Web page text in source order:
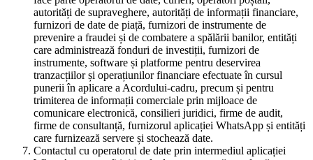
autorități de supraveghere, autorități de informații financiare,
furnizori de date de piață, furnizori de instrumente de
prevenire a fraudei și de combatere a spălării banilor, entități
care administrează fonduri de investiții, furnizori de
instrumente, software și platforme pentru deservirea
tranzacțiilor și operațiunilor financiare efectuate în cursul
punerii în aplicare a Acordului-cadru, precum și pentru
trimiterea de informații comerciale prin mijloace de
comunicare electronică, consilieri juridici, firme de audit,
firme de consultanță, furnizorul aplicației WhatsApp și entități
care furnizează servere și stochează date.
Contactul cu operatorul de date prin intermediul aplicației